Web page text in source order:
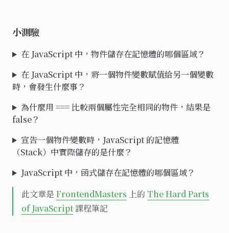
小測驗
在 JavaScript 中，物件儲存在記憶體的哪個區域？
在 JavaScript 中，將一個物件變數賦值給另一個變數
時，會發生什麼事？
為什麼用 === 比較兩個屬性完全相同的物件，結果是
false？
宣告一個物件變數時，JavaScript 的記憶體
（Stack）中實際儲存的是什麼？
JavaScript 中，函式儲存在記憶體的哪個區域？
此文章是 FrontendMasters 上的 The Hard Parts
of JavaScript 課程筆記